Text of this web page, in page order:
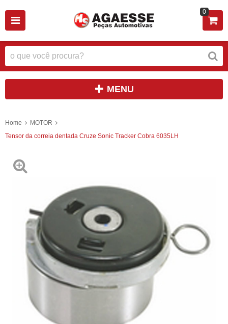
0
MENU
Home
MOTOR
Tensor da correia dentada Cruze Sonic Tracker Cobra 6035LH